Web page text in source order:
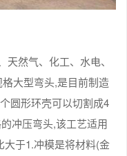
然气、化工、水电、
大型弯头,是目前制造
圆形环壳可以切割成4
冲压弯头,该工艺适用
于1.冲模是将材料(金